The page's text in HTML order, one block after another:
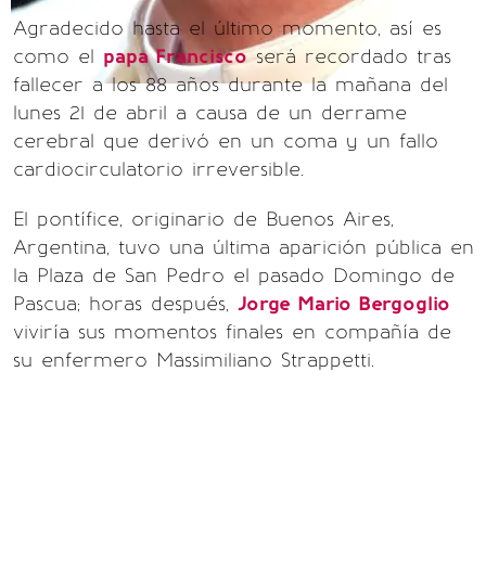
Agradecido hasta el último momento, así es
como el papa Franciscoserá recordado tras
fallecer a los 88 años durante la mañana del
lunes 21 de abril a causa de un derrame
cerebral que derivó en un coma y un fallo
cardiocirculatorio irreversible.
El pontífice, originario de Buenos Aires,
Argentina, tuvo una última aparición pública en
la Plaza de San Pedro el pasado Domingo de
Pascua; horas después, Jorge Mario Bergoglio
viviría sus momentos finales en compañía de
su enfermero Massimiliano Strappetti.